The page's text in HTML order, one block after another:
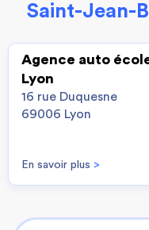
Saint-Jean-
Agence auto
Lyon
16 rue Duquesne
69006 Lyon
En savoir plus >